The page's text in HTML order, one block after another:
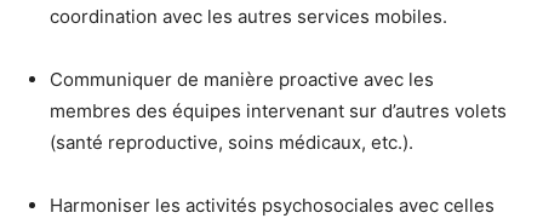
coordination avec les autres services mobiles.
Communiquer de manière proactive avec les
membres des équipes intervenant sur d’autres volets
(santé reproductive, soins médicaux, etc.).
Harmoniser les activités psychosociales avec celles